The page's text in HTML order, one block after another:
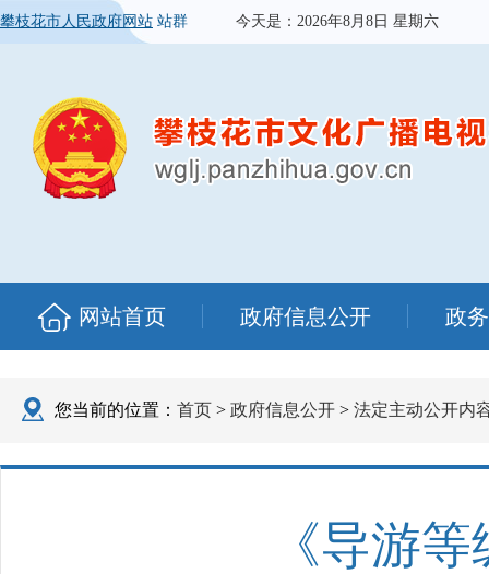
攀枝花市人民政府网站 站群 今天是： 2026年8月8日 星期六
网站首页 政府信息公开 政
您当前的位置： 首页 > 政府信息公开 > 法定主动公开内
《导游